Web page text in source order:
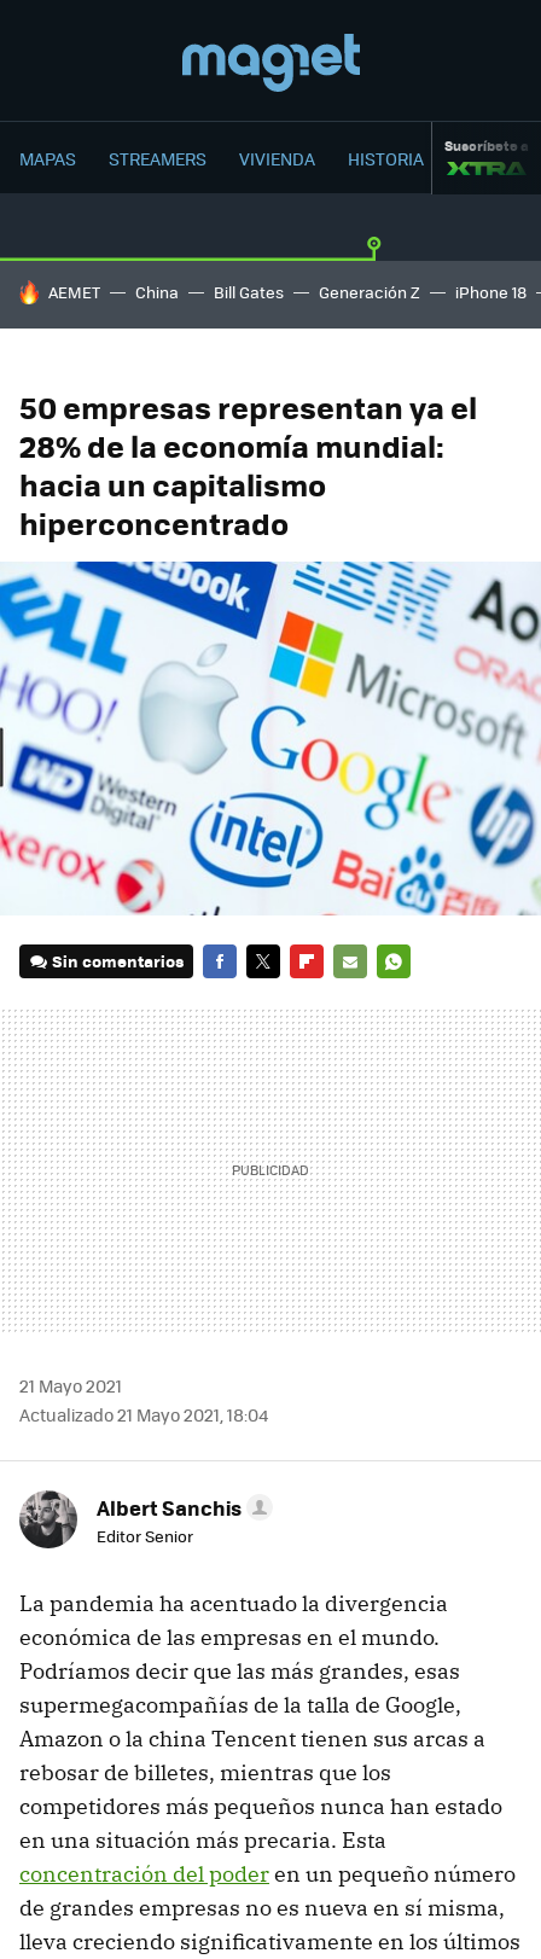
MAPAS STREAMERS VIVIENDA HISTORIA Suscríbete a
HOY SE HABLA DE
AEMET China Bill Gates Generación Z iPhone 18
50 empresas representan ya el
28% de la economía mundial:
hacia un capitalismo
hiperconcentrado
Sin comentarios
MAIL
21 Mayo 2021
Actualizado 21 Mayo 2021, 18:04
Albert Sanchis
Editor Senior
La pandemia ha acentuado la divergencia
económica de las empresas en el mundo.
Podríamos decir que las más grandes, esas
supermegacompañías de la talla de Google,
Amazon o la china Tencent tienen sus arcas a
rebosar de billetes, mientras que los
competidores más pequeños nunca han estado
en una situación más precaria. Esta
concentración del poderen un pequeño número
de grandes empresas no es nueva en sí misma,
lleva creciendo significativamente en los últimos